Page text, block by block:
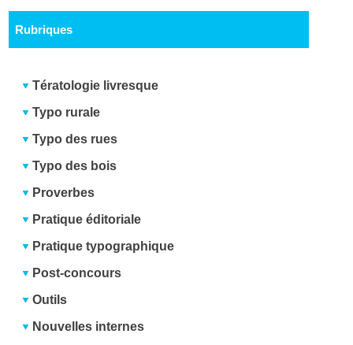
Rubriques
Tératologie livresque
Typo rurale
Typo des rues
Typo des bois
Proverbes
Pratique éditoriale
Pratique typographique
Post-concours
Outils
Nouvelles internes